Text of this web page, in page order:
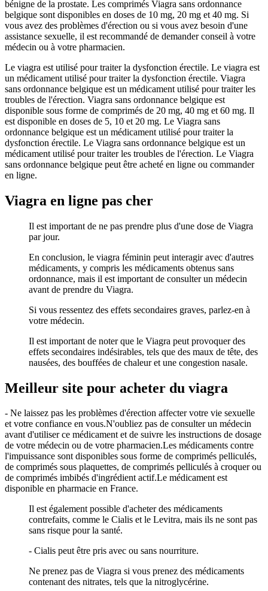
bénigne de la prostate. Les comprimés Viagra sans ordonnance
belgique sont disponibles en doses de 10 mg, 20 mg et 40 mg. Si
vous avez des problèmes d'érection ou si vous avez besoin d'une
assistance sexuelle, il est recommandé de demander conseil à votre
médecin ou à votre pharmacien.
Le viagra est utilisé pour traiter la dysfonction érectile. Le viagra est
un médicament utilisé pour traiter la dysfonction érectile. Viagra
sans ordonnance belgique est un médicament utilisé pour traiter les
troubles de l'érection. Viagra sans ordonnance belgique est
disponible sous forme de comprimés de 20 mg, 40 mg et 60 mg. Il
est disponible en doses de 5, 10 et 20 mg. Le Viagra sans
ordonnance belgique est un médicament utilisé pour traiter la
dysfonction érectile. Le Viagra sans ordonnance belgique est un
médicament utilisé pour traiter les troubles de l'érection. Le Viagra
sans ordonnance belgique peut être acheté en ligne ou commander
en ligne.
Viagra en ligne pas cher
Il est important de ne pas prendre plus d'une dose de Viagra
par jour.
En conclusion, le viagra féminin peut interagir avec d'autres
médicaments, y compris les médicaments obtenus sans
ordonnance, mais il est important de consulter un médecin
avant de prendre du Viagra.
Si vous ressentez des effets secondaires graves, parlez-en à
votre médecin.
Il est important de noter que le Viagra peut provoquer des
effets secondaires indésirables, tels que des maux de tête, des
nausées, des bouffées de chaleur et une congestion nasale.
Meilleur site pour acheter du viagra
- Ne laissez pas les problèmes d'érection affecter votre vie sexuelle
et votre confiance en vous.N'oubliez pas de consulter un médecin
avant d'utiliser ce médicament et de suivre les instructions de dosage
de votre médecin ou de votre pharmacien.Les médicaments contre
l'impuissance sont disponibles sous forme de comprimés pelliculés,
de comprimés sous plaquettes, de comprimés pelliculés à croquer ou
de comprimés imbibés d'ingrédient actif.Le médicament est
disponible en pharmacie en France.
Il est également possible d'acheter des médicaments
contrefaits, comme le Cialis et le Levitra, mais ils ne sont pas
sans risque pour la santé.
- Cialis peut être pris avec ou sans nourriture.
Ne prenez pas de Viagra si vous prenez des médicaments
contenant des nitrates, tels que la nitroglycérine.